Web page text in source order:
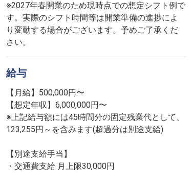
※2027年春開業のため現時点での想定シフト例で
す。実際のシフト時間等は開業準備の進捗によ
り変動する場合がございます。予めご了承くだ
さい。
給与
【月給】500,000円〜
【想定年収】6,000,000円〜
※上記給与額には45時間分の固定残業代として、
123,255円～を含みます(超過分は別途支給)
【別途支給手当】
・交通費支給 月上限30,000円